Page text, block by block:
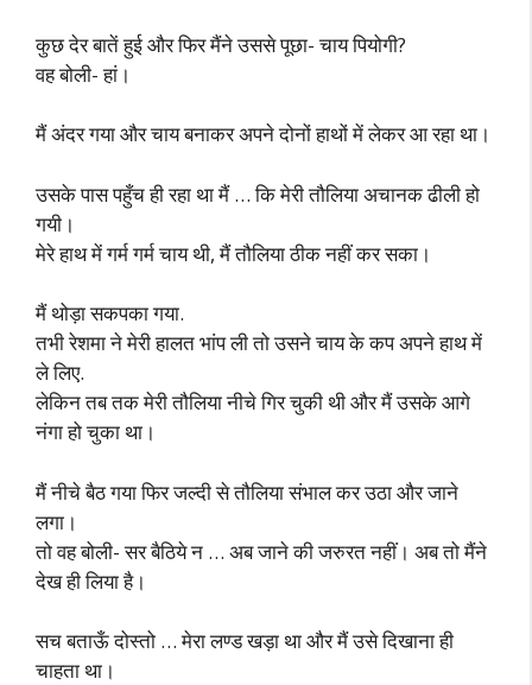
कुछ देर बातें हुई और फिर मैंने उससे पूछा- चाय पियोगी?
वह बोली- हां।
मैं अंदर गया और चाय बनाकर अपने दोनों हाथों में लेकर आ रहा था।
उसके पास पहुँच ही रहा था मैं … कि मेरी तौलिया अचानक ढीली हो
गयी।
मेरे हाथ में गर्म गर्म चाय थी, मैं तौलिया ठीक नहीं कर सका।
मैं थोड़ा सकपका गया.
तभी रेशमा ने मेरी हालत भांप ली तो उसने चाय के कप अपने हाथ में
ले लिए.
लेकिन तब तक मेरी तौलिया नीचे गिर चुकी थी और मैं उसके आगे
नंगा हो चुका था।
मैं नीचे बैठ गया फिर जल्दी से तौलिया संभाल कर उठा और जाने
लगा।
तो वह बोली- सर बैठिये न … अब जाने की जरुरत नहीं। अब तो मैंने
देख ही लिया है।
सच बताऊँ दोस्तो … मेरा लण्ड खड़ा था और मैं उसे दिखाना ही
चाहता था।